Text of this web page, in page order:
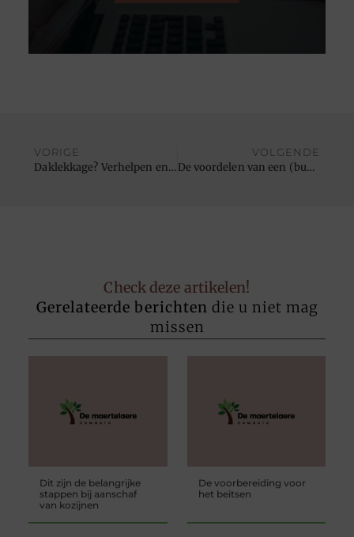
VORIGE
Daklekkage? Verhelpen en voorkomen
VOLGENDE
De voordelen van een (bubbel)bad
Check deze artikelen!
Gerelateerde berichten die u niet mag
missen
Dit zijn de belangrijke
stappen bij aanschaf
van kozijnen
De voorbereiding voor
het beitsen